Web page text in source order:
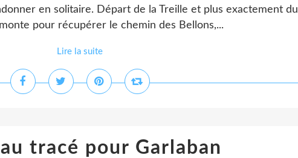
en solitaire. Départ de la Treille et plus exactement du
pour récupérer le chemin des Bellons,...
Lire la suite
tracé pour Garlaban